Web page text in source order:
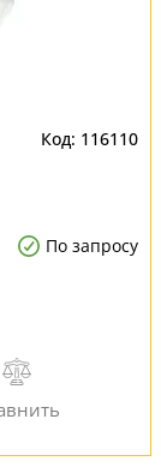
116110
По запросу